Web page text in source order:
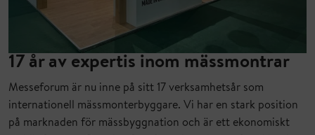
17 år av expertis inom mässmontrar
Messeforum är nu inne på sitt 17 verksamhetsår som
internationell mässmonterbyggare. Vi har en stark position
på marknaden för mässbyggnation och är ett ekonomiskt